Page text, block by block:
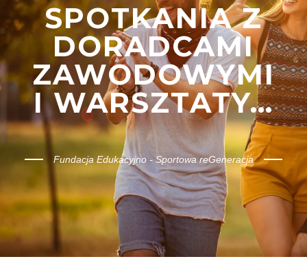
SPOTKANIA Z
DORADCAMI
ZAWODOWYMI
I WARSZTATY…
Fundacja Edukacyjno - Sportowa reGeneracja